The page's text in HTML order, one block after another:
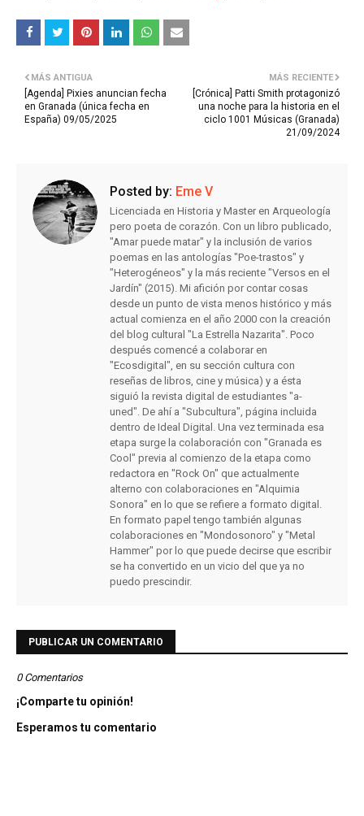
MÁS RECIENTE
[Crónica] Patti Smith protagonizó
una noche para la historia en el
ciclo 1001 Músicas (Granada)
21/09/2024
MÁS ANTIGUA
[Agenda] Pixies anuncian fecha
en Granada (única fecha en
España) 09/05/2025
Posted by: Eme V
Licenciada en Historia y Master en Arqueología
pero poeta de corazón. Con un libro publicado,
"Amar puede matar" y la inclusión de varios
poemas en las antologías "Poe-trastos" y
"Heterogéneos" y la más reciente "Versos en el
Jardín" (2015). Mi afición por contar cosas
desde un punto de vista menos histórico y más
actual comienza en el año 2000 con la creación
del blog cultural "La Estrella Nazarita". Poco
después comencé a colaborar en
"Ecosdigital", en su sección cultura con
reseñas de libros, cine y música) y a ésta
siguió la revista digital de estudiantes "a-
uned". De ahí a "Subcultura", página incluida
dentro de Ideal Digital. Una vez terminada esa
etapa surge la colaboración con "Granada es
Cool" previa al comienzo de la etapa como
redactora en "Rock On" que actualmente
alterno con colaboraciones en "Alquimia
Sonora" en lo que se refiere a formato digital.
En formato papel tengo también algunas
colaboraciones en "Mondosonoro" y "Metal
Hammer" por lo que puede decirse que escribir
se ha convertido en un vicio del que ya no
puedo prescindir.
PUBLICAR UN COMENTARIO
0 Comentarios
¡Comparte tu opinión!
Esperamos tu comentario